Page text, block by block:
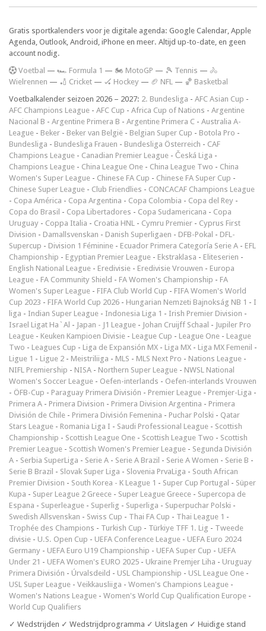
Gratis sportkalenders voor je digitale agenda: Google Calendar, Apple
Agenda, Outlook, Android, iPhone en meer. Altijd up-to-date, en geen
account nodig.
Voetbal — 🏎️ Formula 1 — 🏍 MotoGP — 🎾 Tennis — 🚴
Wielrennen — 🏏 Cricket — 🏑 Hockey — 🏈 NFL — 🏀 Basketbal
Voetbalkalender seizoen 2026 – 2027: 2. Bundesliga - AFC Asian Cup -
AFC Champions League - AFC Cup - Africa Cup of Nations - Argentine
Nacional B - Argentine Primera B - Argentine Primera C - Australia A-
League - Beker - Beker van België - Belgian Super Cup - Botola Pro -
Bundesliga - Bundesliga Frauen - Bundesliga Österreich - CAF
Champions League - Canadian Premier League - Česká Liga -
Champions League - China League One - China League Two - China
Women's Super League - Chinese FA Cup - Chinese FA Super Cup -
Chinese Super League - Club Friendlies - CONCACAF Champions League
- Copa América - Copa Argentina - Copa Colombia - Copa del Rey -
Copa do Brasil - Copa Libertadores - Copa Sudamericana - Copa
Uruguay - Coppa Italia - Croatia HNL - Cymru Premier - Cyprus First
Division - Damallsvenskan - Danish Superligaen - DFB-Pokal - DFL-
Supercup - Division 1 Féminine - Ecuador Primera Categoría Serie A - EFL
Championship - Egyptian Premier League - Ekstraklasa - Eliteserien -
English National League - Eredivisie - Eredivisie Vrouwen - Europa
League - FA Community Shield - FA Women's Championship - FA
Women's Super League - FIFA Club World Cup - FIFA Women's World
Cup 2023 - FIFA World Cup 2026 - Hungarian Nemzeti Bajnokság NB 1 - I
liga - Indian Super League - Indonesia Liga 1 - Irish Premier Division -
Israel Ligat Ha`Al - Japan - J1 League - Johan Cruijff Schaal - Jupiler Pro
League - Keuken Kampioen Divisie - League Cup - League One - League
Two - Leagues Cup - Liga de Expansión MX - Liga MX - Liga MX Femenil -
Ligue 1 - Ligue 2 - Meistriliiga - MLS - MLS Next Pro - Nations League -
NIFL Premiership - NISA - Northern Super League - NWSL National
Women's Soccer League - Oefen-interlands - Oefen-interlands Vrouwen
- ÖFB-Cup - Paraguay Primera División - Premier League - Premjer-Liga -
Primera A - Primera Division - Primera Division Argentina - Primera
División de Chile - Primera División Femenina - Puchar Polski - Qatar
Stars League - Romania Liga I - Saudi Professional League - Scottish
Championship - Scottish League One - Scottish League Two - Scottish
Premier League - Scottish Women's Premier League - Segunda División
A - Serbia SuperLiga - Serie A - Serie A Brazil - Serie A Women - Serie B -
Serie B Brazil - Slovak Super Liga - Slovenia PrvaLiga - South African
Premier Division - South Korea - K League 1 - Super Cup Portugal - Süper
Kupa - Super League 2 Greece - Super League Greece - Supercopa de
Espana - Superleague - Superlig - Superliga - Superpuchar Polski -
Swedish Allsvenskan - Swiss Cup - Thai FA Cup - Thai League 1 -
Trophée des Champions - Turkish Cup - Türkiye TFF 1. Lig - Tweede
divisie - U.S. Open Cup - UEFA Conference League - UEFA Euro 2024
Germany - UEFA Euro U19 Championship - UEFA Super Cup - UEFA
Under 21 - UEFA Women's EURO 2025 - Ukraine Premjer Liha - Uruguay
Primera División - Úrvalsdeild - USL Championship - USL League One -
USL Super League - Veikkausliiga - Women's Champions League -
Women's Nations League - Women's World Cup Qualification Europe -
World Cup Qualifiers
✓ Wedstrijden ✓ Wedstrijdprogramma ✓ Uitslagen ✓ Huidige stand